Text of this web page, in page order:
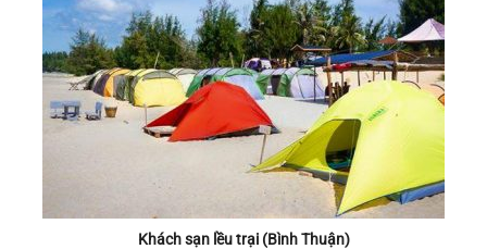
Khách sạn lều trại (Bình Thuận)